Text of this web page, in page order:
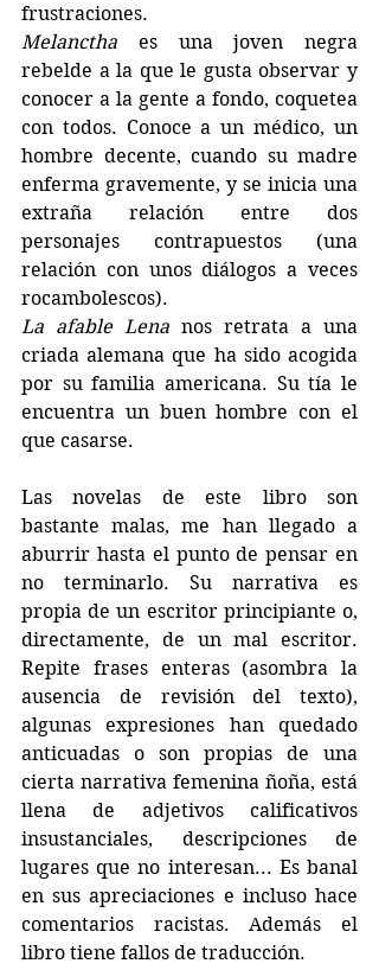
frustraciones.
Melanctha es una joven negra
rebelde a la que le gusta observar y
conocer a la gente a fondo, coquetea
con todos. Conoce a un médico, un
hombre decente, cuando su madre
enferma gravemente, y se inicia una
extraña relación entre dos
personajes contrapuestos (una
relación con unos diálogos a veces
rocambolescos).
La afable Lena nos retrata a una
criada alemana que ha sido acogida
por su familia americana. Su tía le
encuentra un buen hombre con el
que casarse.
Las novelas de este libro son
bastante malas, me han llegado a
aburrir hasta el punto de pensar en
no terminarlo. Su narrativa es
propia de un escritor principiante o,
directamente, de un mal escritor.
Repite frases enteras (asombra la
ausencia de revisión del texto),
algunas expresiones han quedado
anticuadas o son propias de una
cierta narrativa femenina ñoña, está
llena de adjetivos calificativos
insustanciales, descripciones de
lugares que no interesan... Es banal
en sus apreciaciones e incluso hace
comentarios racistas. Además el
libro tiene fallos de traducción.